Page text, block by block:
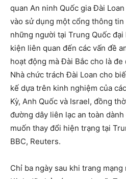
quan An ninh Quốc gia Đài
vào sử dụng một cổng thông
những người tại Trung Quốc
kiện liên quan đến các vấn đề
hoạt động mà Đài Bắc cho là
Nhà chức trách Đài Loan cho
kế dựa trên kinh nghiệm của
Kỳ, Anh Quốc và Israel, đồng
đường dây liên lạc an toàn
muốn thay đổi hiện trạng tại
BBC, Reuters.
Chỉ ba ngày sau khi trang